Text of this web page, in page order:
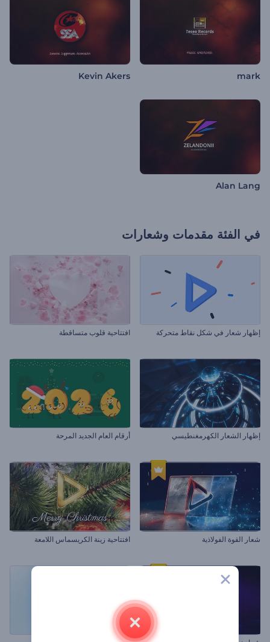
mark
Kevin Akers
Alan Lang
في الفئة مقدمات وشعارات
إظهار شعار في شكل نقاط متحركة افتتاحية قلوب متساقطة
إظهار الشعار الكهرمغنطيسي أرقام العام الجديد المرحة
شعار القوة الفولاذية افتتاحية زينة الكريسماس اللامعة